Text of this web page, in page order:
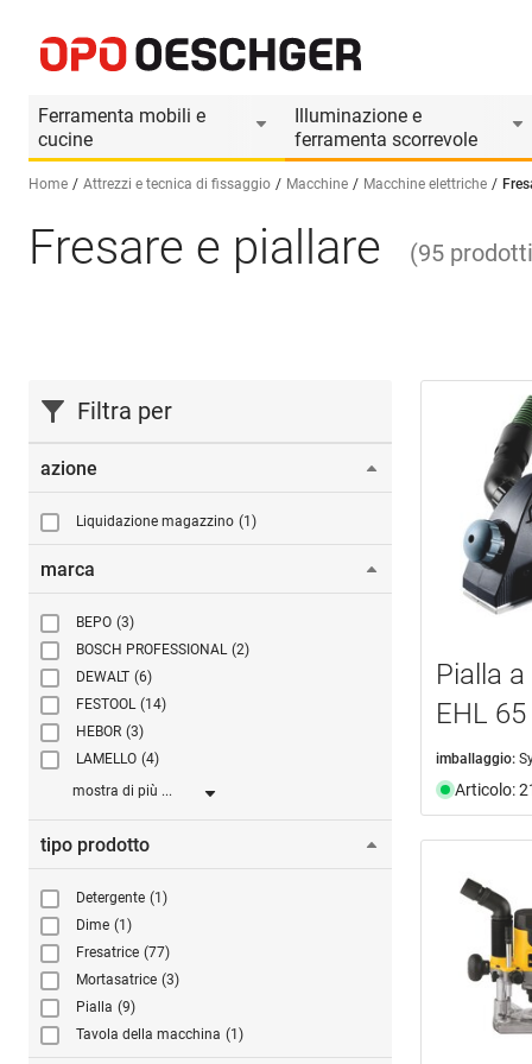
Ferramenta mobili e
cucine
Illuminazione e
ferramenta scorrevole
Seleziona una lingua (IT)
Home Attrezzi e tecnica di fissaggio Macchine Macchine elettriche
Fresare e piallare (95 prodotti
Filtra per
azione
Liquidazione magazzino (1)
marca
BEPO (3)
BOSCH PROFESSIONAL (2)
DEWALT (6)
FESTOOL (14)
HEBOR (3)
LAMELLO (4)
mostra di più ...
tipo prodotto
Detergente (1)
Dime (1)
Fresatrice (77)
Mortasatrice (3)
Pialla (9)
Tavola della macchina (1)
Pialla
EHL
imballaggio:
Articolo: